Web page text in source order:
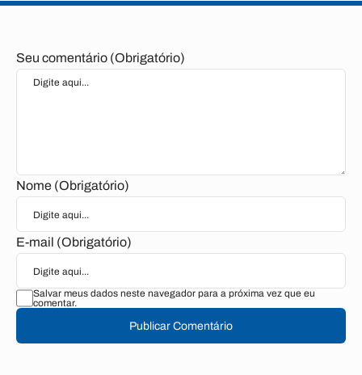
Seu comentário (Obrigatório)
Nome (Obrigatório)
E-mail (Obrigatório)
Salvar meus dados neste navegador para a próxima vez que eu
comentar.
Publicar Comentário